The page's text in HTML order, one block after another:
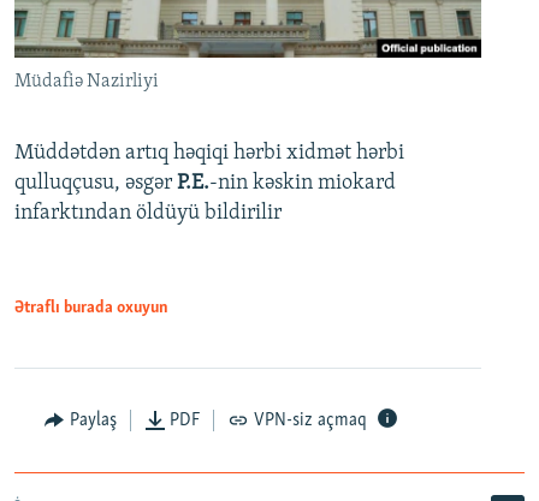
Müdafiə Nazirliyi
Müddətdən artıq həqiqi hərbi xidmət hərbi
qulluqçusu, əsgər P.E.-nin kəskin miokard
infarktından öldüyü bildirilir
Ətraflı burada oxuyun
Paylaş PDF VPN-siz açmaq